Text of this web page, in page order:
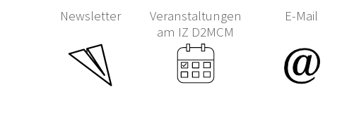
Newsletter
Veranstaltungen
am IZ D2MCM
E-Mail